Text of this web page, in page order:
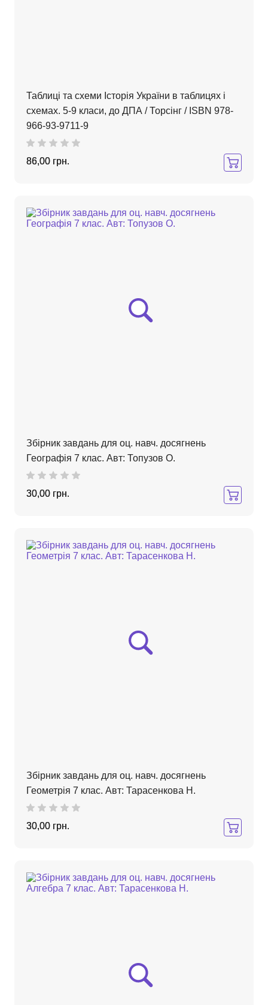
Таблиці та схеми Історія України в таблицях і
схемах. 5-9 класи, до ДПА / Торсінг / ISBN 978-
966-93-9711-9
86,00 грн.
Збірник завдань для оц. навч. досягнень
Географія 7 клас. Авт: Топузов О.
30,00 грн.
Збірник завдань для оц. навч. досягнень
Геометрія 7 клас. Авт: Тарасенкова Н.
30,00 грн.